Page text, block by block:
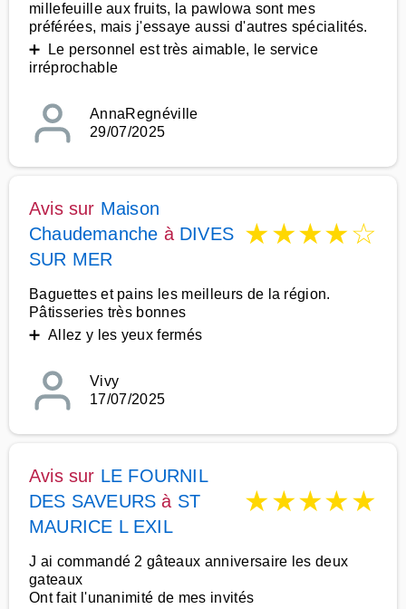
millefeuille aux fruits, la pawlowa sont mes
préférées, mais j'essaye aussi d'autres spécialités.
➕ Le personnel est très aimable, le service
irréprochable
AnnaRegnéville
29/07/2025
Avis sur Maison
Chaudemanche à DIVES
SUR MER
★★★★☆
Baguettes et pains les meilleurs de la région.
Pâtisseries très bonnes
➕ Allez y les yeux fermés
Vivy
17/07/2025
Avis sur LE FOURNIL
DES SAVEURS à ST
MAURICE L EXIL
★★★★★
J ai commandé 2 gâteaux anniversaire les deux
gateaux
Ont fait l'unanimité de mes invités